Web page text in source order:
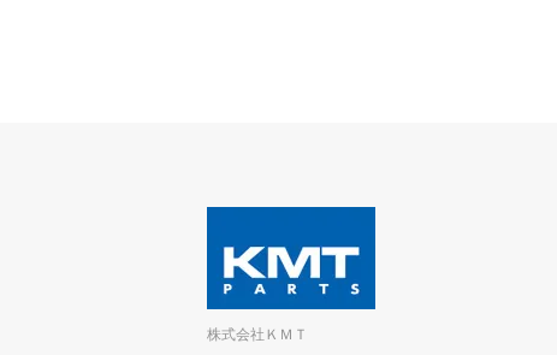
株式会社ＫＭＴ